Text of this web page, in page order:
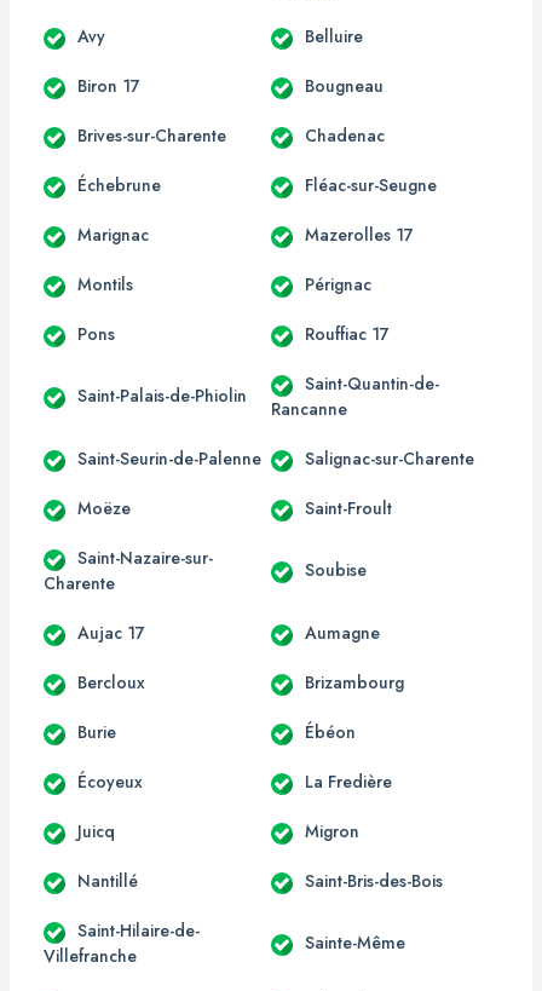
Avy Belluire
Biron 17 Bougneau
Brives-sur-Charente Chadenac
Échebrune Fléac-sur-Seugne
Marignac Mazerolles 17
Montils Pérignac
Pons Rouffiac 17
Saint-Palais-de-Phiolin
Saint-Quantin-de-
Rancanne
Saint-Seurin-de-Palenne Salignac-sur-Charente
Moëze Saint-Froult
Saint-Nazaire-sur-
Charente
Soubise
Aujac 17 Aumagne
Bercloux Brizambourg
Burie Ébéon
Écoyeux La Fredière
Juicq Migron
Nantillé Saint-Bris-des-Bois
Saint-Hilaire-de-
Villefranche
Sainte-Même